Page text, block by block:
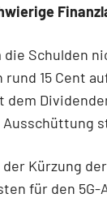
die Schulden
rund 15 Cent
dem
Ausschüttung
der Kürzung
für den